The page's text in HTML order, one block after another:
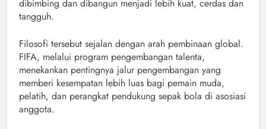
dibimbing dan dibangun menjadi lebih kuat, cerdas dan
tangguh.
Filosofi tersebut sejalan dengan arah pembinaan global.
FIFA, melalui program pengembangan talenta,
menekankan pentingnya jalur pengembangan yang
memberi kesempatan lebih luas bagi pemain muda,
pelatih, dan perangkat pendukung sepak bola di asosiasi
anggota.